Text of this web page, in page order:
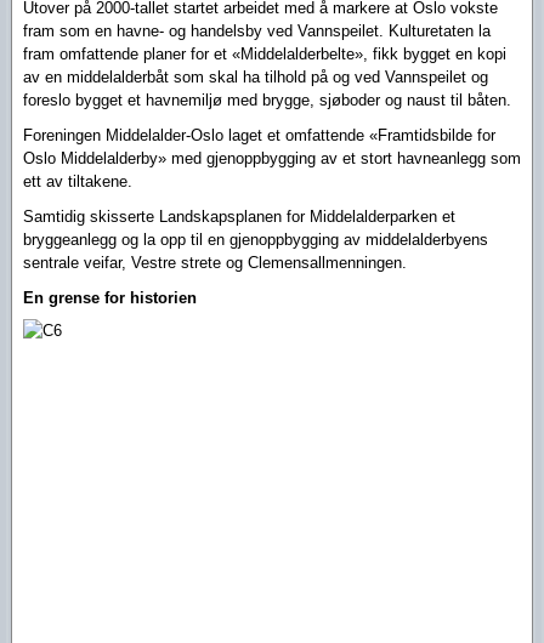
Utover på 2000-tallet startet arbeidet med å markere at Oslo vokste
fram som en havne- og handelsby ved Vannspeilet. Kulturetaten la
fram omfattende planer for et «Middelalderbelte», fikk bygget en kopi
av en middelalderbåt som skal ha tilhold på og ved Vannspeilet og
foreslo bygget et havnemiljø med brygge, sjøboder og naust til båten.
Foreningen Middelalder-Oslo laget et omfattende «Framtidsbilde for
Oslo Middelalderby» med gjenoppbygging av et stort havneanlegg som
ett av tiltakene.
Samtidig skisserte Landskapsplanen for Middelalderparken et
bryggeanlegg og la opp til en gjenoppbygging av middelalderbyens
sentrale veifar, Vestre strete og Clemensallmenningen.
En grense for historien